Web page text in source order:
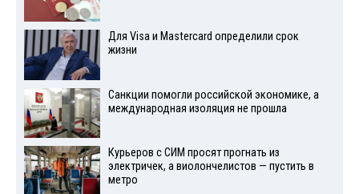
Для Visа и Mastercard определили срок
жизни
Санкции помогли российской экономике, а
международная изоляция не прошла
Курьеров с СИМ просят прогнать из
электричек, а виолончелистов — пустить в
метро